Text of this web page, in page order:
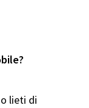
lieti di